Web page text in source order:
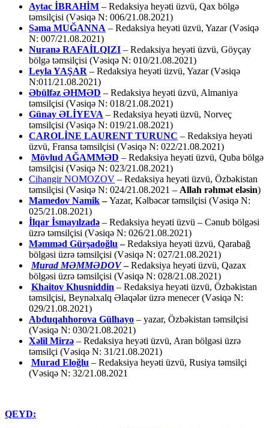
Aytac İBRAHİM – Redaksiya heyəti üzvü, Qax bölgə
təmsilçisi (Vəsiqə N: 006/21.08.2021)
Səma MUĞANNA – Redaksiya heyəti üzvü, Yazar (Vəsiqə
N: 007/21.08.2021)
Nuranə RAFAİLQIZI – Redaksiya heyəti üzvü, Göyçay
bölgə təmsilçisi (Vəsiqə N: 010/21.08.2021)
Leyla YAŞAR – Redaksiya heyəti üzvü, Yazar (Vəsiqə
N:011/21.08.2021)
Əbülfəz ƏHMƏD – Redaksiya heyəti üzvü, Almaniya
təmsilçisi (Vəsiqə N: 018/21.08.2021)
Günay ƏLİYEVA – Redaksiya heyəti üzvü, Norveç
təmsilçisi (Vəsiqə N: 019/21.08.2021)
CAROLİNE LAURENT TURUNC – Redaksiya heyəti
üzvü, Fransa təmsilçisi (Vəsiqə N: 022/21.08.2021)
Mövlud AĞAMMƏD – Redaksiya heyəti üzvü, Quba bölgə
təmsilçisi (Vəsiqə N: 023/21.08.2021)
Cihangir NOMOZOV – Redaksiya heyəti üzvü, Özbəkistan
təmsilçisi (Vəsiqə N: 024/21.08.2021 – Allah rəhmət eləsin)
Mamedov Namik–Yazar, Kəlbəcər təmsilçisi (Vəsiqə N:
025/21.08.2021)
İlqar İsmayılzadə – Redaksiya heyəti üzvü – Cənub bölgəsi
üzrə təmsilçisi (Vəsiqə N: 026/21.08.2021)
Məmməd Gürşadoğlu –Redaksiya heyəti üzvü, Qarabağ
bölgəsi üzrə təmsilçisi (Vəsiqə N: 027/21.08.2021)
Murad MƏMMƏDOV –Redaksiya heyəti üzvü, Qazax
bölgəsi üzrə təmsilçisi (Vəsiqə N: 028/21.08.2021)
Khaitov Khusniddin – Redaksiya heyəti üzvü, Özbəkistan
təmsilçisi, Beynəlxalq Əlaqələr üzrə menecer (Vəsiqə N:
029/21.08.2021)
Abduqahhorova Gülhayo – yazar, Özbəkistan təmsilçisi
(Vəsiqə N: 030/21.08.2021)
Xəlil Mirzə – Redaksiya heyəti üzvü, Aran bölgəsi üzrə
təmsilçi (Vəsiqə N: 31/21.08.2021)
Murad Eloğlu – Redaksiya heyəti üzvü, Rusiya təmsilçi
(Vəsiqə N: 32/21.08.2021
QEYD: